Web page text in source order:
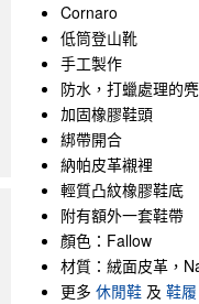
Cornaro
低筒登山靴
手工製作
防水，打蠟處理的
加固橡膠鞋頭
綁帶開合
納帕皮革襯裡
輕質凸紋橡膠鞋底
附有額外一套鞋帶
顏色：Fallow
材質：絨面皮革，
更多 休閒鞋 及 鞋履